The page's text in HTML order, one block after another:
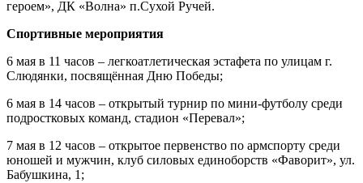
героем», ДК «Волна» п.Сухой Ручей.
Спортивные мероприятия
6 мая в 11 часов – легкоатлетическая эстафета по улицам г.
Слюдянки, посвящённая Дню Победы;
6 мая в 14 часов – открытый турнир по мини-футболу среди
подростковых команд, стадион «Перевал»;
7 мая в 12 часов – открытое первенство по армспорту среди
юношей и мужчин, клуб силовых единоборств «Фаворит», ул.
Бабушкина, 1;